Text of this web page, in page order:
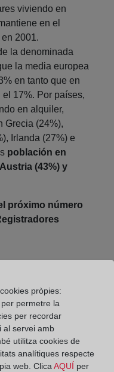
viviendo en
en el
2001.
la denominada
la media europea
en tanto que en
el 17%. Por países,
en alquiler,
Grecia (24%),
Irlanda (27%) e
población en
(43%) y
próximo número
Institución hemos
pròpies:
permetre la
per recordar
al servei amb
utilitza cookies de
analítiques respecte
web. ClicaAQUÍ per